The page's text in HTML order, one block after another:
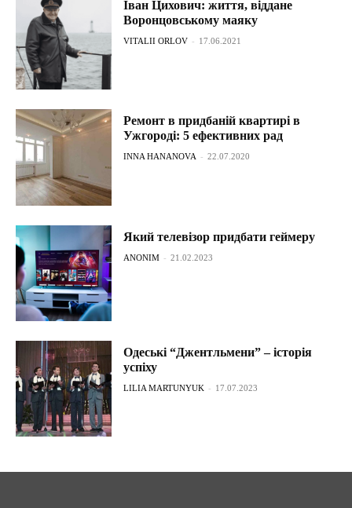
Іван Цихович: життя, віддане
Воронцовському маяку
VITALII ORLOV - 17.06.2021
Ремонт в придбаній квартирі в
Ужгороді: 5 ефективних рад
INNA HANANOVA - 22.07.2020
Який телевізор придбати геймеру
ANONIM - 21.02.2023
Одеські “Джентльмени” – історія
успіху
LILIA MARTUNYUK - 17.07.2023